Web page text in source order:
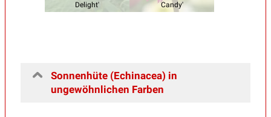
Delight'
Candy'
Sonnenhüte (Echinacea) in
ungewöhnlichen Farben